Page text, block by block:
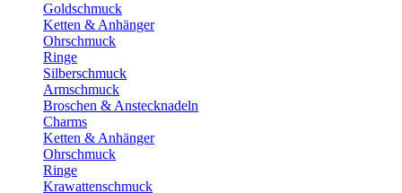
Goldschmuck
Ketten & Anhänger
Ohrschmuck
Ringe
Silberschmuck
Armschmuck
Broschen & Anstecknadeln
Charms
Ketten & Anhänger
Ohrschmuck
Ringe
Krawattenschmuck